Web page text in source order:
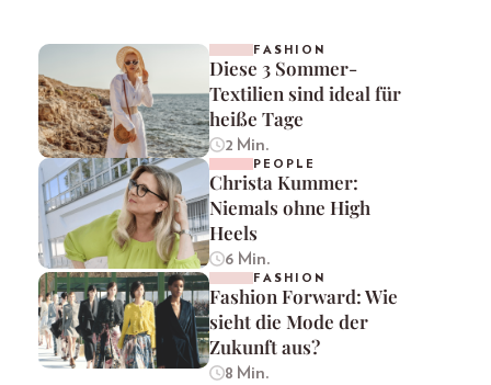
FASHION
Diese 3 Sommer-
Textilien sind ideal für
heiße Tage
2 Min.
PEOPLE
Christa Kummer:
Niemals ohne High
Heels
6 Min.
FASHION
Fashion Forward: Wie
sieht die Mode der
Zukunft aus?
8 Min.